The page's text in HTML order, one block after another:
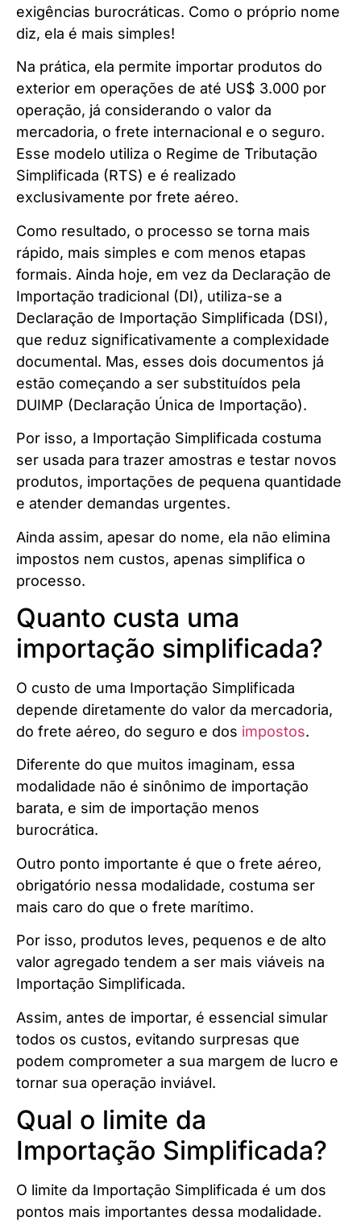
exigências burocráticas. Como o próprio nome
diz, ela é mais simples!
Na prática, ela permite importar produtos do
exterior em operações de até US$ 3.000 por
operação, já considerando o valor da
mercadoria, o frete internacional e o seguro.
Esse modelo utiliza o Regime de Tributação
Simplificada (RTS) e é realizado
exclusivamente por frete aéreo.
Como resultado, o processo se torna mais
rápido, mais simples e com menos etapas
formais. Ainda hoje, em vez da Declaração de
Importação tradicional (DI), utiliza-se a
Declaração de Importação Simplificada (DSI),
que reduz significativamente a complexidade
documental. Mas, esses dois documentos já
estão começando a ser substituídos pela
DUIMP (Declaração Única de Importação).
Por isso, a Importação Simplificada costuma
ser usada para trazer amostras e testar novos
produtos, importações de pequena quantidade
e atender demandas urgentes.
Ainda assim, apesar do nome, ela não elimina
impostos nem custos, apenas simplifica o
processo.
Quanto custa uma
importação simplificada?
O custo de uma Importação Simplificada
depende diretamente do valor da mercadoria,
do frete aéreo, do seguro e dos impostos.
Diferente do que muitos imaginam, essa
modalidade não é sinônimo de importação
barata, e sim de importação menos
burocrática.
Outro ponto importante é que o frete aéreo,
obrigatório nessa modalidade, costuma ser
mais caro do que o frete marítimo.
Por isso, produtos leves, pequenos e de alto
valor agregado tendem a ser mais viáveis na
Importação Simplificada.
Assim, antes de importar, é essencial simular
todos os custos, evitando surpresas que
podem comprometer a sua margem de lucro e
tornar sua operação inviável.
Qual o limite da
Importação Simplificada?
O limite da Importação Simplificada é um dos
pontos mais importantes dessa modalidade.